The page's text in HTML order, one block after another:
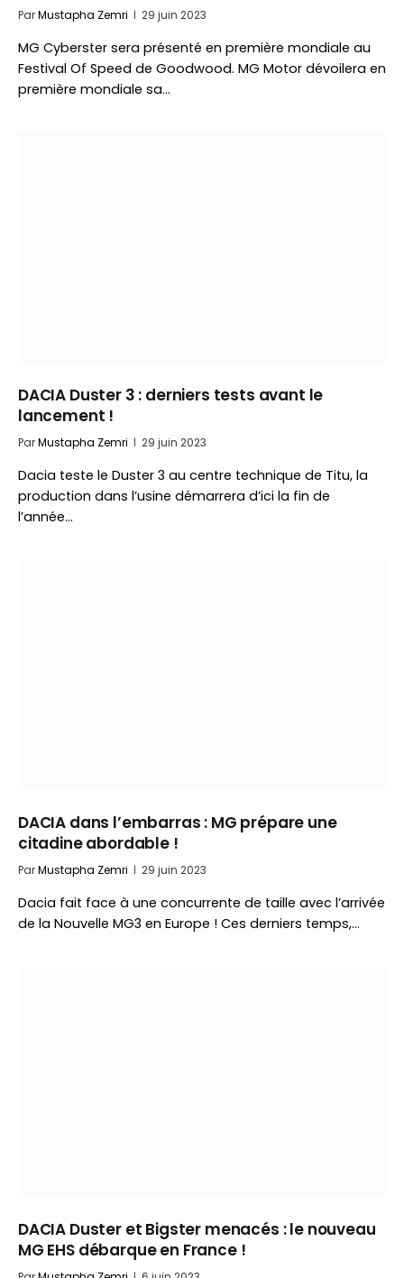
ParMustapha Zemri 29 juin 2023
MG Cyberster sera présenté en première mondiale au
Festival Of Speed de Goodwood. MG Motor dévoilera en
première mondiale sa…
DACIA Duster 3 : derniers tests avant le
lancement !
ParMustapha Zemri 29 juin 2023
Dacia teste le Duster 3 au centre technique de Titu, la
production dans l’usine démarrera d’ici la fin de
l’année…
DACIA dans l’embarras : MG prépare une
citadine abordable !
ParMustapha Zemri 29 juin 2023
Dacia fait face à une concurrente de taille avec l’arrivée
de la Nouvelle MG3 en Europe ! Ces derniers temps,…
DACIA Duster et Bigster menacés : le nouveau
MG EHS débarque en France !